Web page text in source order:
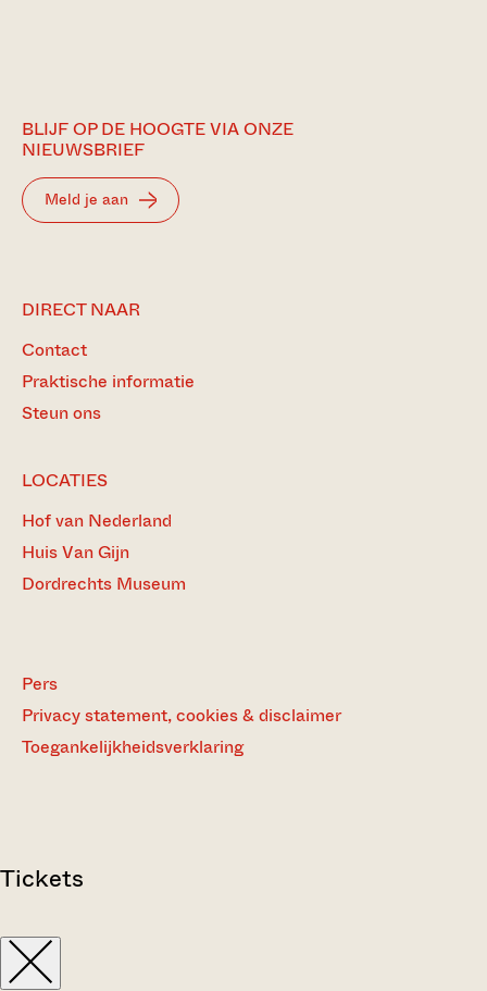
BLIJF OP DE HOOGTE VIA ONZE
NIEUWSBRIEF
Meld je aan
DIRECT NAAR
Contact
Praktische informatie
Steun ons
LOCATIES
Hof van Nederland
Huis Van Gijn
Dordrechts Museum
Pers
Privacy statement, cookies & disclaimer
Toegankelijkheidsverklaring
Tickets